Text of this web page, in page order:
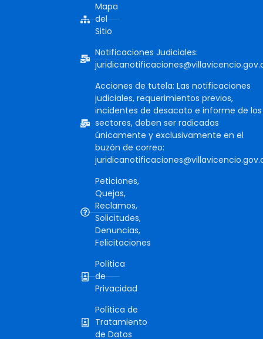
Mapa
del
Sitio
Notificaciones Judiciales:
Acciones de tutela: Las notificaciones
judiciales, requerimientos previos,
incidentes de desacato e informe de los
sectores, deben ser radicadas
únicamente y exclusivamente en el
buzón de correo:
Peticiones,
Quejas,
Reclamos,
Solicitudes,
Denuncias,
Felicitaciones
Política
de
Privacidad
Política de
Tratamiento
de Datos